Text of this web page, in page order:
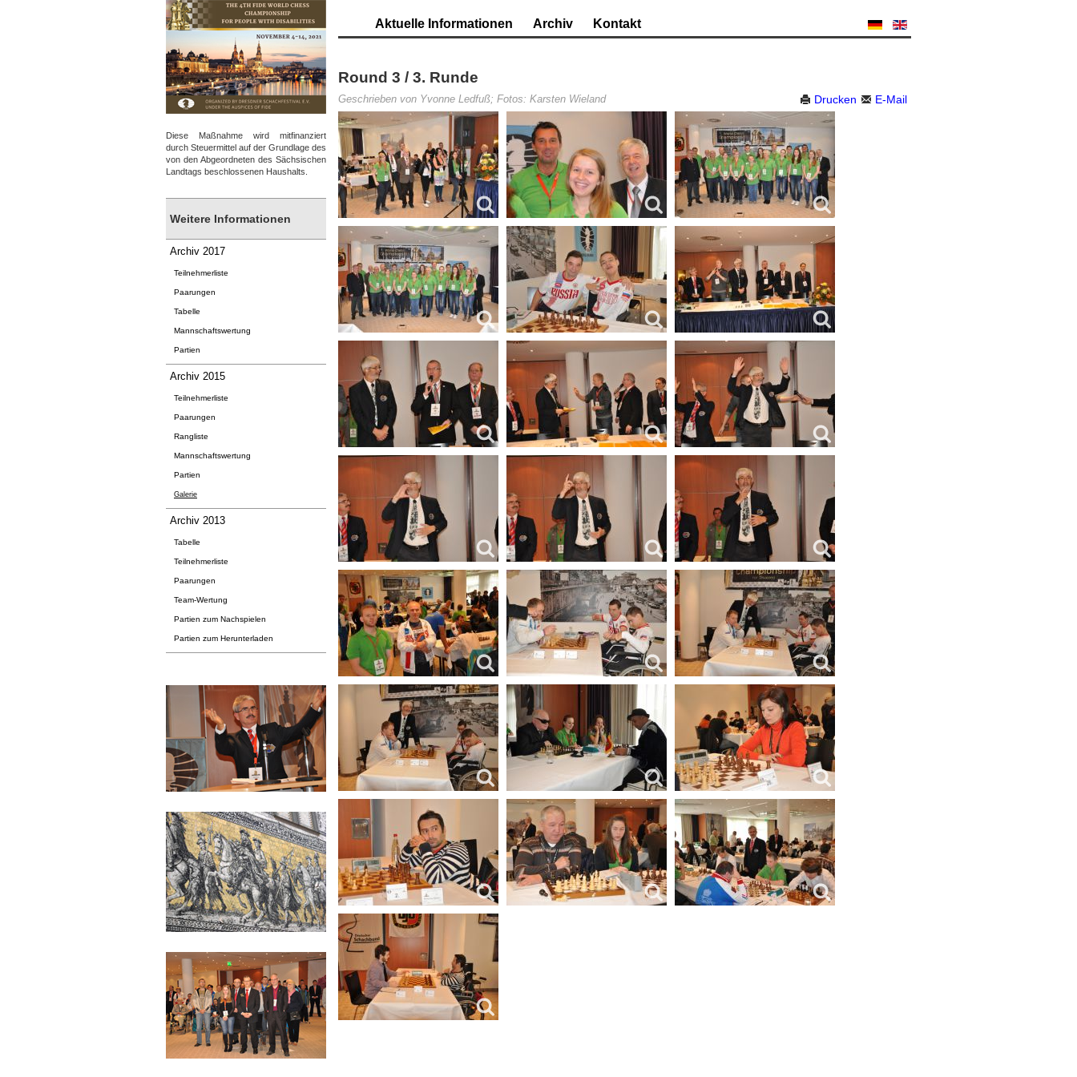
Diese Maßnahme wird mitfinanziert
durch Steuermittel auf der Grundlage des
von den Abgeordneten des Sächsischen
Landtags beschlossenen Haushalts.
Weitere Informationen
Archiv 2017
Teilnehmerliste
Paarungen
Tabelle
Mannschaftswertung
Partien
Archiv 2015
Teilnehmerliste
Paarungen
Rangliste
Mannschaftswertung
Partien
Galerie
Archiv 2013
Tabelle
Teilnehmerliste
Paarungen
Team-Wertung
Partien zum Nachspielen
Partien zum Herunterladen
Aktuelle Informationen Archiv Kontakt
Round 3 / 3. Runde
Drucken E-Mail
Geschrieben von Yvonne Ledfuß; Fotos: Karsten Wieland